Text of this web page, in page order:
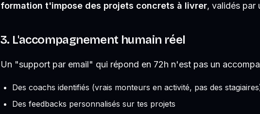
formation t'impose des projets concrets à livrer, validés par
3. L'accompagnement humain réel
Un "support par email" qui répond en 72h n'est pas un
Des coachs identifiés (vrais monteurs en activité, pas des
Des feedbacks personnalisés sur tes projets